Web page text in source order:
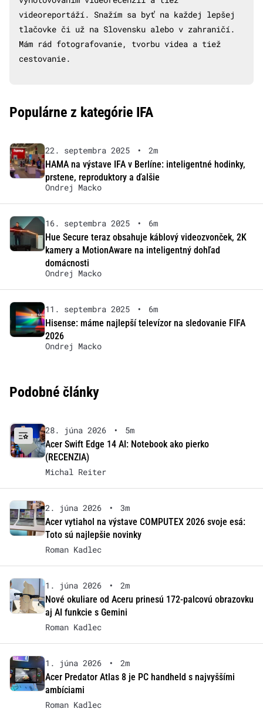
videoreportáží. Snažím sa byť na každej lepšej
tlačovke či už na Slovensku alebo v zahraničí.
Mám rád fotografovanie, tvorbu videa a tiež
cestovanie.
Populárne z kategórie IFA
22. septembra 2025 •
2m
HAMA na výstave IFA v Berlíne: inteligentné hodinky,
prstene, reproduktory a ďalšie
Ondrej Macko
16. septembra 2025 •
6m
Hue Secure teraz obsahuje káblový videozvonček, 2K
kamery a MotionAware na inteligentný dohľad
domácnosti
Ondrej Macko
11. septembra 2025 •
6m
Hisense: máme najlepší televízor na sledovanie FIFA
2026
Ondrej Macko
Podobné články
28. júna 2026 •
5m
Acer Swift Edge 14 AI: Notebook ako pierko
(RECENZIA)
Michal Reiter
2. júna 2026 •
3m
Acer vytiahol na výstave COMPUTEX 2026 svoje esá:
Toto sú najlepšie novinky
Roman Kadlec
1. júna 2026 •
2m
Nové okuliare od Aceru prinesú 172-palcovú obrazovku
aj AI funkcie s Gemini
Roman Kadlec
1. júna 2026 •
2m
Acer Predator Atlas 8 je PC handheld s najvyššími
ambíciami
Roman Kadlec